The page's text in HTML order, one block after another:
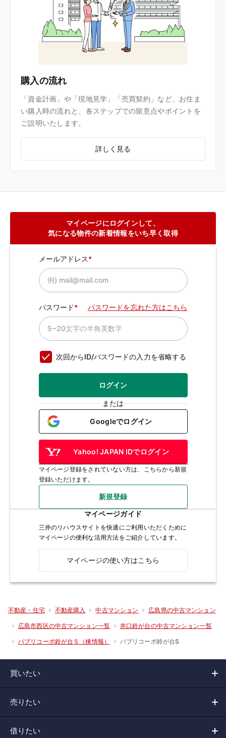
購入の流れ
「資金計画」や「現地見学」「売買契約」など、お住ま
い購入時の流れと、各ステップでの留意点やポイントを
ご説明いたします。
詳しく見る
マイページにログインして、
気になる物件の新着情報をいち早く取得
メールアドレス
パスワード パスワードを忘れた方はこちら
次回からID/パスワードの入力を省略する
ログイン
または
Googleでログイン
Yahoo! JAPAN IDでログイン
マイページ登録をされていない方は、こちらから新規
登録いただけます。
新規登録
マイページガイド
三井のリハウスサイトを快適にご利用いただくために
マイページの便利な活用方法をご紹介しています。
マイページの使い方はこちら
不動産・住宅 不動産購入 中古マンション 広島県の中古マンション
広島市西区の中古マンション一覧 井口鈴が台の中古マンション一覧
パブリコーポ鈴が台Ｓ（棟情報） パブリコーポ鈴が台S
買いたい
売りたい
借りたい